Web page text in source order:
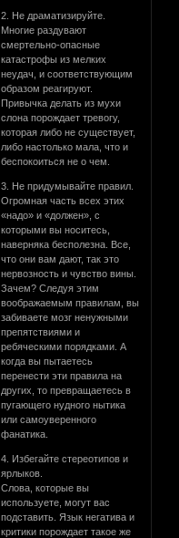
2. Не драматизируйте.
Многие раздувают
смертельно-опасные
катастрофы из мелких
неудач, и соответствующим
образом реагируют.
Привычка делать из мухи
слона порождает тревогу,
которая либо не существует,
либо настолько мала, что и
беспокоиться не о чем.
3. Не придумывайте правил.
Огромная часть всех этих
«надо» и «должен», с
которыми вы носитесь,
наверняка бесполезна. Все,
что они вам дают, так это
нервозность и чувство вины.
Зачем? Следуя этим
воображаемым правилам, вы
забиваете мозг ненужными
препятствиями и
ребяческими порядками. А
когда вы пытаетесь
перенести эти правила на
других, то превращаетесь в
пугающего нудного нытика
или самоуверенного
фанатика.
4. Избегайте стереотипов и
ярлыков.
Слова, которые вы
используете, могут вас
подставить. Язык негатива и
критики порождает такое же